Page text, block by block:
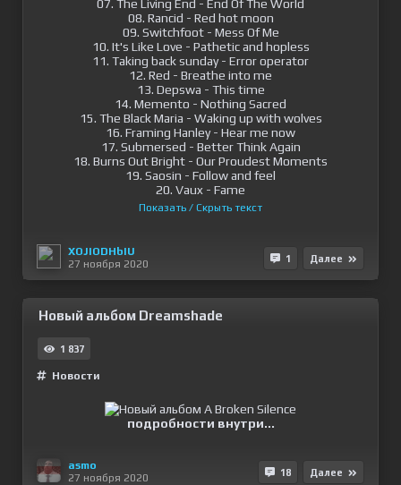
07. The Living End - End Of The World
08. Rancid - Red hot moon
09. Switchfoot - Mess Of Me
10. It's Like Love - Pathetic and hopless
11. Taking back sunday - Error operator
12. Red - Breathe into me
13. Depswa - This time
14. Memento - Nothing Sacred
15. The Black Maria - Waking up with wolves
16. Framing Hanley - Hear me now
17. Submersed - Better Think Again
18. Burns Out Bright - Our Proudest Moments
19. Saosin - Follow and feel
20. Vaux - Fame
Показать / Скрыть текст
XOJIODHbIU
27 ноября 2020
1 Далее
Новый альбом Dreamshade
1 837
Новости
подробности внутри...
asmo
27 ноября 2020
18 Далее